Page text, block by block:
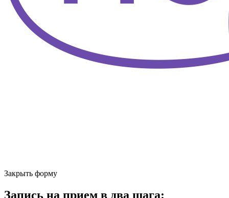
Закрыть форму
Запись на прием в два шага: